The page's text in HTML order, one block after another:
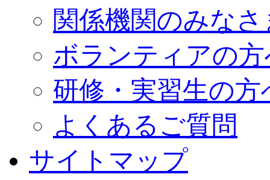
関係機関のみな
ボランティアの
研修・実習生の方
よくあるご質問
サイトマップ